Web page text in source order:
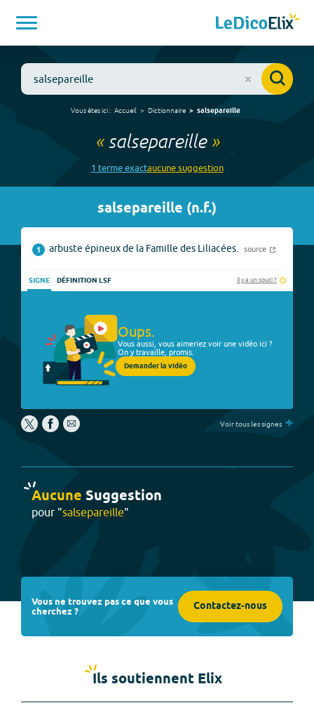
Vous êtes ici : Accueil Dictionnaire salsepareille
«salsepareille»
1 termeexactaucunesuggestion
salsepareille (n.f.)
1 arbuste épineux de la Famille des Liliacées. source
SIGNE DÉFINITION LSF Il y a un souci ?
Oups.
Vous aussi, vous aimeriez voir une vidéo ici ?
On y travaille, promis.
Demander la vidéo
Voir tous les signes +
Aucune Suggestion
pour "salsepareille"
Vous ne trouvez pas ce que vous
cherchez ? Contactez-nous
Ils soutiennent Elix